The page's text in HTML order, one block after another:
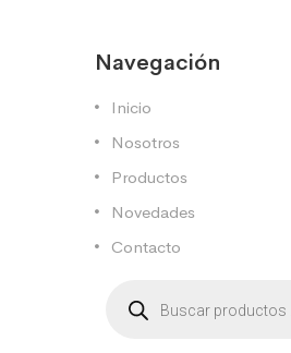
Navegación
Inicio
Nosotros
Productos
Novedades
Contacto